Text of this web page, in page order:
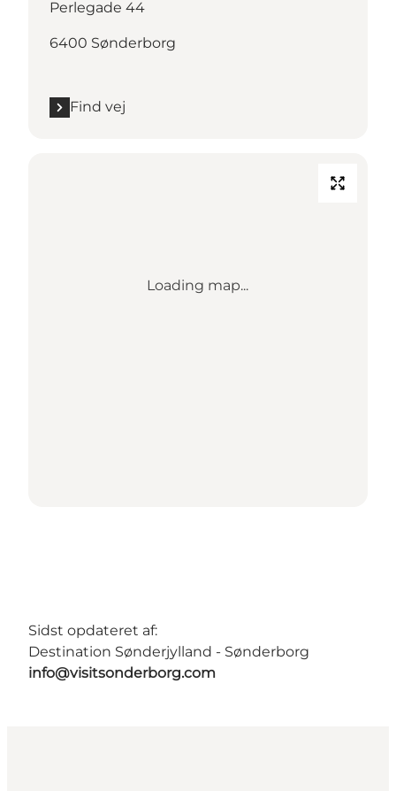
Perlegade 44
6400 Sønderborg
Find vej
Loading map...
Sidst opdateret af:
Destination Sønderjylland - Sønderborg
info@visitsonderborg.com